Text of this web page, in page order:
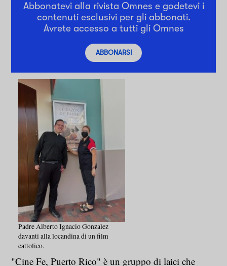
Abbonatevi alla rivista Omnes e godetevi i
contenuti esclusivi per gli abbonati.
Avrete accesso a tutti gli Omnes
ABBONARSI
Padre Alberto Ignacio Gonzalez
davanti alla locandina di un film
cattolico.
"Cine Fe, Puerto Rico" è un gruppo di laici che